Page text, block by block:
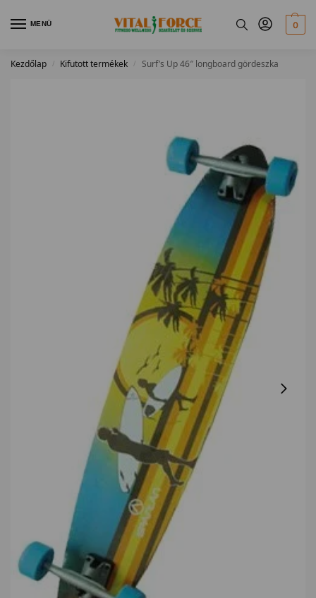
MENÜ 0
Kezdőlap / Kifutott termékek / Surf’s Up 46″ longboard gördeszka